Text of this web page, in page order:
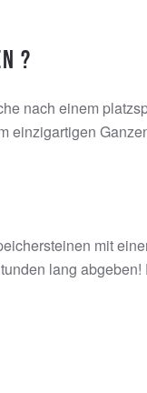
?
nach einem
einzigartigen
mit
lang